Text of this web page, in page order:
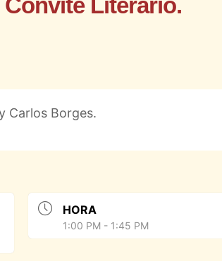
Literario.
Carlos Borges.
HORA
1:00 PM - 1:45 PM